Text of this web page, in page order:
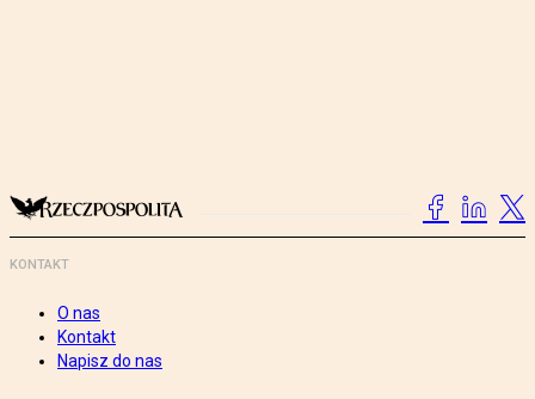
KONTAKT
O nas
Kontakt
Napisz do nas